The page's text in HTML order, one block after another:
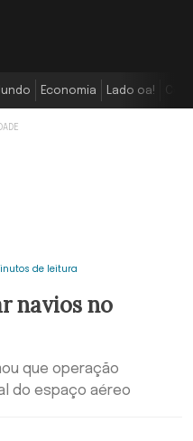
Economia Lado oa!
de leitura
navios no
que operação
do espaço aéreo